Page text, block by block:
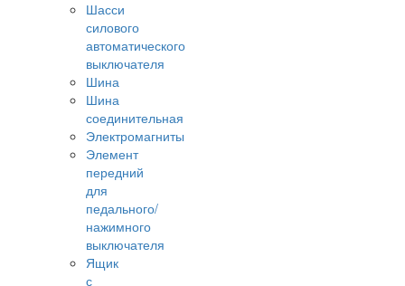
Шасси
силового
автоматического
выключателя
Шина
Шина
соединительная
Электромагниты
Элемент
передний
для
педального/
нажимного
выключателя
Ящик
с